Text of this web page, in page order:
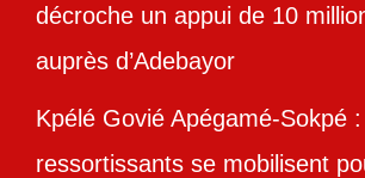
décroche un appui de 10
auprès d’Adebayor
Kpélé Govié Apégamé-Sokpé
ressortissants se mobilisent